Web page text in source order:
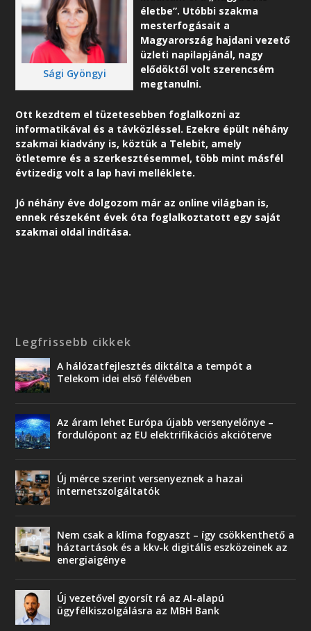
Sági Gyöngyi
életbe”. Utóbbi szakma
mesterfogásait a
Magyarország hajdani vezető
üzleti napilapjánál, nagy
elődöktől volt szerencsém
megtanulni.
Ott kezdtem el tüzetesebben foglalkozni az
informatikával és a távközléssel. Ezekre épült néhány
szakmai kiadvány is, köztük a Telebit, amely
ötletemre és a szerkesztésemmel, több mint másfél
évtizedig volt a lap havi melléklete.
Jó néhány éve dolgozom már az online világban is,
ennek részeként évek óta foglalkoztatott egy saját
szakmai oldal indítása.
Legfrissebb cikkek
A hálózatfejlesztés diktálta a tempót a
Telekom idei első félévében
Az áram lehet Európa újabb versenyelőnye –
fordulópont az EU elektrifikációs akcióterve
Új mérce szerint versenyeznek a hazai
internetszolgáltatók
Nem csak a klíma fogyaszt – így csökkenthető a
háztartások és a kkv-k digitális eszközeinek az
energiaigénye
Új vezetővel gyorsít rá az AI-alapú
ügyfélkiszolgálásra az MBH Bank